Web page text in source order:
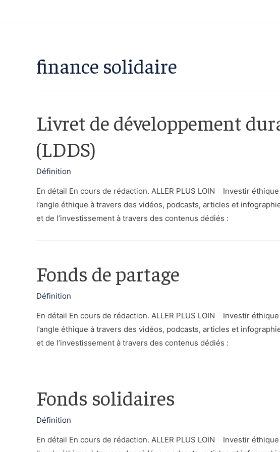
finance solidaire
Livret de développement
(LDDS)
Définition
En détail En cours de rédaction. ALLER PLUS LOIN Investir
l’angle éthique à travers des vidéos, podcasts, articles et
et de l’investissement à travers des contenus dédiés :
Fonds de partage
Définition
En détail En cours de rédaction. ALLER PLUS LOIN Investir
l’angle éthique à travers des vidéos, podcasts, articles et
et de l’investissement à travers des contenus dédiés :
Fonds solidaires
Définition
En détail En cours de rédaction. ALLER PLUS LOIN Investir